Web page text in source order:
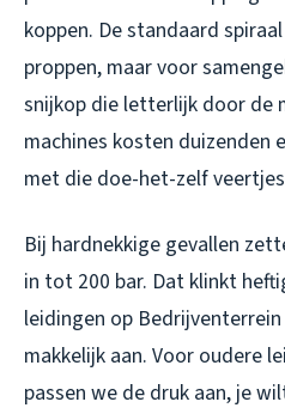
koppen. De standaard
proppen, maar voor
snijkop die letterlijk door de
machines kosten duizenden
met die doe-het-zelf
Bij hardnekkige gevallen
in tot 200 bar. Dat klinkt
leidingen op
makkelijk aan. Voor oudere
passen we de druk aan, je